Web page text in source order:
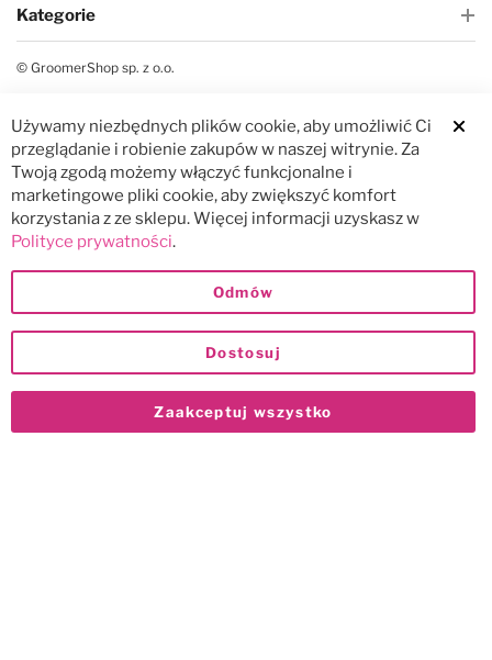
Kategorie
© GroomerShop sp. z o.o.
Używamy niezbędnych plików cookie, aby umożliwić Ci
przeglądanie i robienie zakupów w naszej witrynie. Za
Twoją zgodą możemy włączyć funkcjonalne i
marketingowe pliki cookie, aby zwiększyć komfort
korzystania z ze sklepu. Więcej informacji uzyskasz w
Polityce prywatności.
Zaakceptuj wszystko
Dostosuj
Odmów